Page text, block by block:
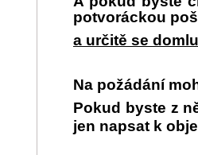
potvoráckou
a určitě se
Na požádání
Pokud byste z
jen napsat k